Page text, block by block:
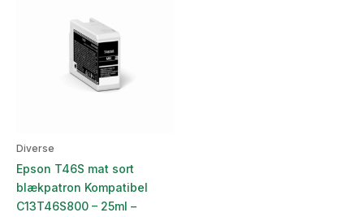
Diverse
Epson T46S mat sort
blækpatron Kompatibel
C13T46S800 – 25ml –